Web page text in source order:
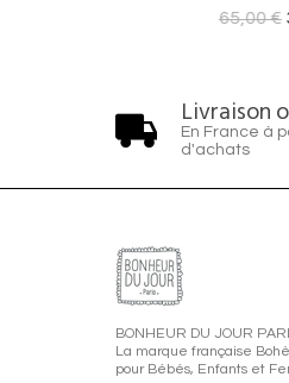
75,00 €
Livraison
En France à
d'achats
BONHEUR DU JOUR
La marque française
pour Bébés, Enfants et